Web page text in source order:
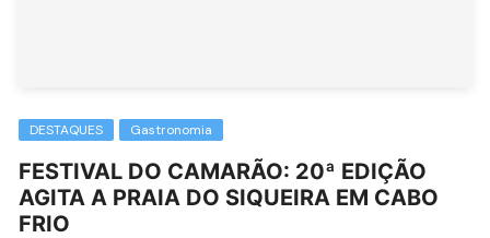
DESTAQUES Gastronomia
FESTIVAL DO CAMARÃO: 20ª EDIÇÃO
AGITA A PRAIA DO SIQUEIRA EM CABO
FRIO